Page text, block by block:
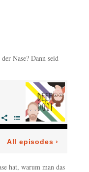
Nase? Dann seid
hat, warum man das